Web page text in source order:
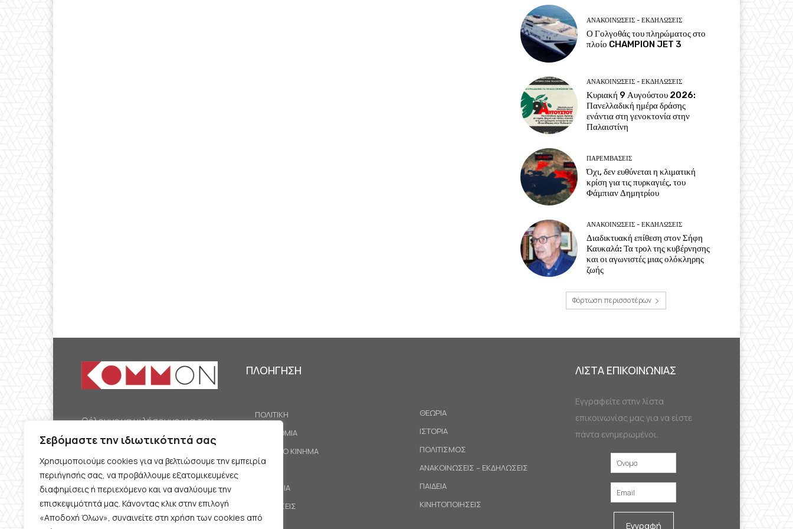
Σεβόμαστε την ιδιωτικότητά σας
Χρησιμοποιούμε cookies για να βελτιώσουμε την εμπειρία
περιήγησής σας, να προβάλλουμε εξατομικευμένες
διαφημίσεις ή περιεχόμενο και να αναλύουμε την
επισκεψιμότητά μας. Κάνοντας κλικ στην επιλογή
«Αποδοχή Όλων», συναινείτε στη χρήση των cookies από
ΑΝΑΚΟΙΝΩΣΕΙΣ - ΕΚΔΗΛΩΣΕΙΣ
Ο Γολγοθάς του πληρώματος στο
πλοίο CHAMPION JET 3
ΑΝΑΚΟΙΝΩΣΕΙΣ - ΕΚΔΗΛΩΣΕΙΣ
Κυριακή 9 Αυγούστου 2026:
Πανελλαδική ημέρα δράσης
ενάντια στη γενοκτονία στην
Παλαιστίνη
ΠΑΡΕΜΒΑΣΕΙΣ
Όχι, δεν ευθύνεται η κλιματική
κρίση για τις πυρκαγιές, του
Φάμπιαν Δημητρίου
ΑΝΑΚΟΙΝΩΣΕΙΣ - ΕΚΔΗΛΩΣΕΙΣ
Διαδικτυακή επίθεση στον Σήφη
Καυκαλά: Τα τρολ της κυβέρνησης
και οι αγωνιστές μιας ολόκληρης
ζωής
Φόρτωση περισσοτέρων
Θέλουμε να μιλήσουμε για τον
κομμουνισμό της εποχής μας,
την αναγκαία αλλά όχι
δεδομένη προοπτική.
Θέλουμε να μιλήσουμε
ταυτόχρονα για την
καθημερινή επιβίωση και τον
ΠΛΟΗΓΗΣΗ
ΠΟΛΙΤΙΚΗ
ΟΙΚΟΝΟΜΙΑ
ΕΡΓΑΤΙΚΟ ΚΙΝΗΜΑ
ΚΟΙΝΩΝΙΑ
ΠΡΟΤΑΣΕΙΣ
ΘΕΩΡΙΑ
ΙΣΤΟΡΙΑ
ΠΟΛΙΤΙΣΜΟΣ
ΑΝΑΚΟΙΝΩΣΕΙΣ – ΕΚΔΗΛΩΣΕΙΣ
ΠΑΙΔΕΙΑ
ΚΙΝΗΤΟΠΟΙΗΣΕΙΣ
ΛΙΣΤΑ ΕΠΙΚΟΙΝΩΝΙΑΣ
Εγγραφείτε στην λίστα
επικοινωνίας μας για να είστε
πάντα ενημερωμένοι.
Εγγραφή